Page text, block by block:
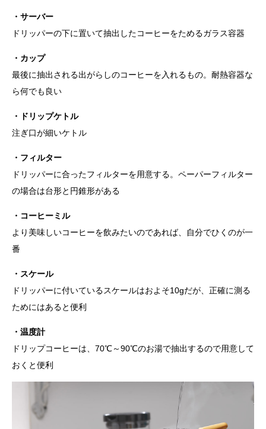
・サーバー
ドリッパーの下に置いて抽出したコーヒーをためるガラス容器
・カップ
最後に抽出される出がらしのコーヒーを入れるもの。耐熱容器な
ら何でも良い
・ドリップケトル
注ぎ口が細いケトル
・フィルター
ドリッパーに合ったフィルターを用意する。ペーパーフィルター
の場合は台形と円錐形がある
・コーヒーミル
より美味しいコーヒーを飲みたいのであれば、自分でひくのが一
番
・スケール
ドリッパーに付いているスケールはおよそ10gだが、正確に測る
ためにはあると便利
・温度計
ドリップコーヒーは、70℃～90℃のお湯で抽出するので用意して
おくと便利